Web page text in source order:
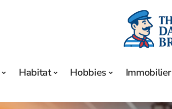
Habitat Hobbies Immobilier